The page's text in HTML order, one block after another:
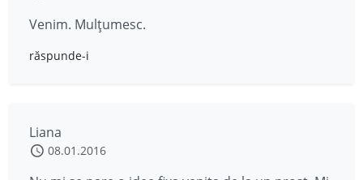
Venim. Mulțumesc.
răspunde-i
Liana
08.01.2016